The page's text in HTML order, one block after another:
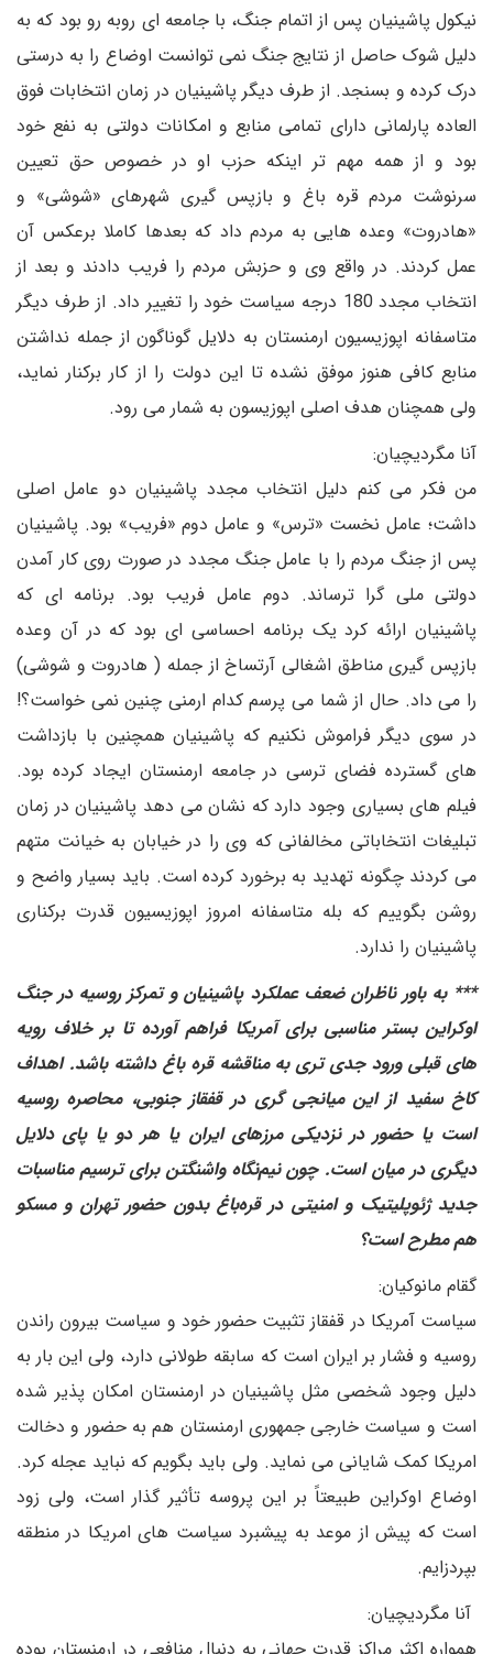
نیکول پاشینیان پس از اتمام جنگ، با جامعه ای روبه رو بود که به
دلیل شوک حاصل از نتایج جنگ نمی توانست اوضاع را به درستی
درک کرده و بسنجد. از طرف دیگر پاشینیان در زمان انتخابات فوق
العاده پارلمانی دارای تمامی منابع و امکانات دولتی به نفع خود
بود و از همه مهم تر اینکه حزب او در خصوص حق تعیین
سرنوشت مردم قره باغ و بازپس گیری شهرهای «شوشی» و
«هادروت» وعده هایی به مردم داد که بعدها کاملا برعکس آن
عمل کردند. در واقع وی و حزبش مردم را فریب دادند و بعد از
انتخاب مجدد 180 درجه سیاست خود را تغییر داد. از طرف دیگر
متاسفانه اپوزیسیون ارمنستان به دلایل گوناگون از جمله نداشتن
منابع کافی هنوز موفق نشده تا این دولت را از کار برکنار نماید،
ولی همچنان هدف اصلی اپوزیسون به شمار می رود.
آنا مگردیچیان:
من فکر می کنم دلیل انتخاب مجدد پاشینیان دو عامل اصلی
داشت؛ عامل نخست «ترس» و عامل دوم «فریب» بود. پاشینیان
پس از جنگ مردم را با عامل جنگ مجدد در صورت روی کار آمدن
دولتی ملی گرا ترساند. دوم عامل فریب بود. برنامه ای که
پاشینیان ارائه کرد یک برنامه احساسی ای بود که در آن وعده
بازپس گیری مناطق اشغالی آرتساخ از جمله ( هادروت و شوشی)
را می داد. حال از شما می پرسم کدام ارمنی چنین نمی خواست؟!
در سوی دیگر فراموش نکنیم که پاشینیان همچنین با بازداشت
های گسترده فضای ترسی در جامعه ارمنستان ایجاد کرده بود.
فیلم های بسیاری وجود دارد که نشان می دهد پاشینیان در زمان
تبلیغات انتخاباتی مخالفانی که وی را در خیابان به خیانت متهم
می کردند چگونه تهدید به برخورد کرده است. باید بسیار واضح و
روشن بگوییم که بله متاسفانه امروز اپوزیسیون قدرت برکناری
پاشینیان را ندارد.
*** به باور ناظران ضعف عملکرد پاشینیان و تمرکز روسیه در جنگ
اوکراین بستر مناسبی برای آمریکا فراهم آورده تا بر خلاف رویه
های قبلی ورود جدی تری به مناقشه قره باغ داشته باشد. اهداف
کاخ سفید از این میانجی گری در قفقاز جنوبی، محاصره روسیه
است یا حضور در نزدیکی مرزهای ایران یا هر دو یا پای دلایل
دیگری در میان است. چون نیم‌نگاه واشنگتن برای ترسیم مناسبات
جدید ژئوپلیتیک و امنیتی در قره‌باغ بدون حضور تهران و مسکو
هم مطرح است؟
گقام مانوکیان:
سیاست آمریکا در قفقاز تثبیت حضور خود و سیاست بیرون راندن
روسیه و فشار بر ایران است که سابقه طولانی دارد، ولی این بار به
دلیل وجود شخصی مثل پاشینیان در ارمنستان امکان پذیر شده
است و سیاست خارجی جمهوری ارمنستان هم به حضور و دخالت
امریکا کمک شایانی می نماید. ولی باید بگویم که نباید عجله کرد.
اوضاع اوکراین طبیعتاً بر این پروسه تأثیر گذار است، ولی زود
است که پیش از موعد به پیشبرد سیاست های امریکا در منطقه
بپردزایم.
آنا مگردیچیان: